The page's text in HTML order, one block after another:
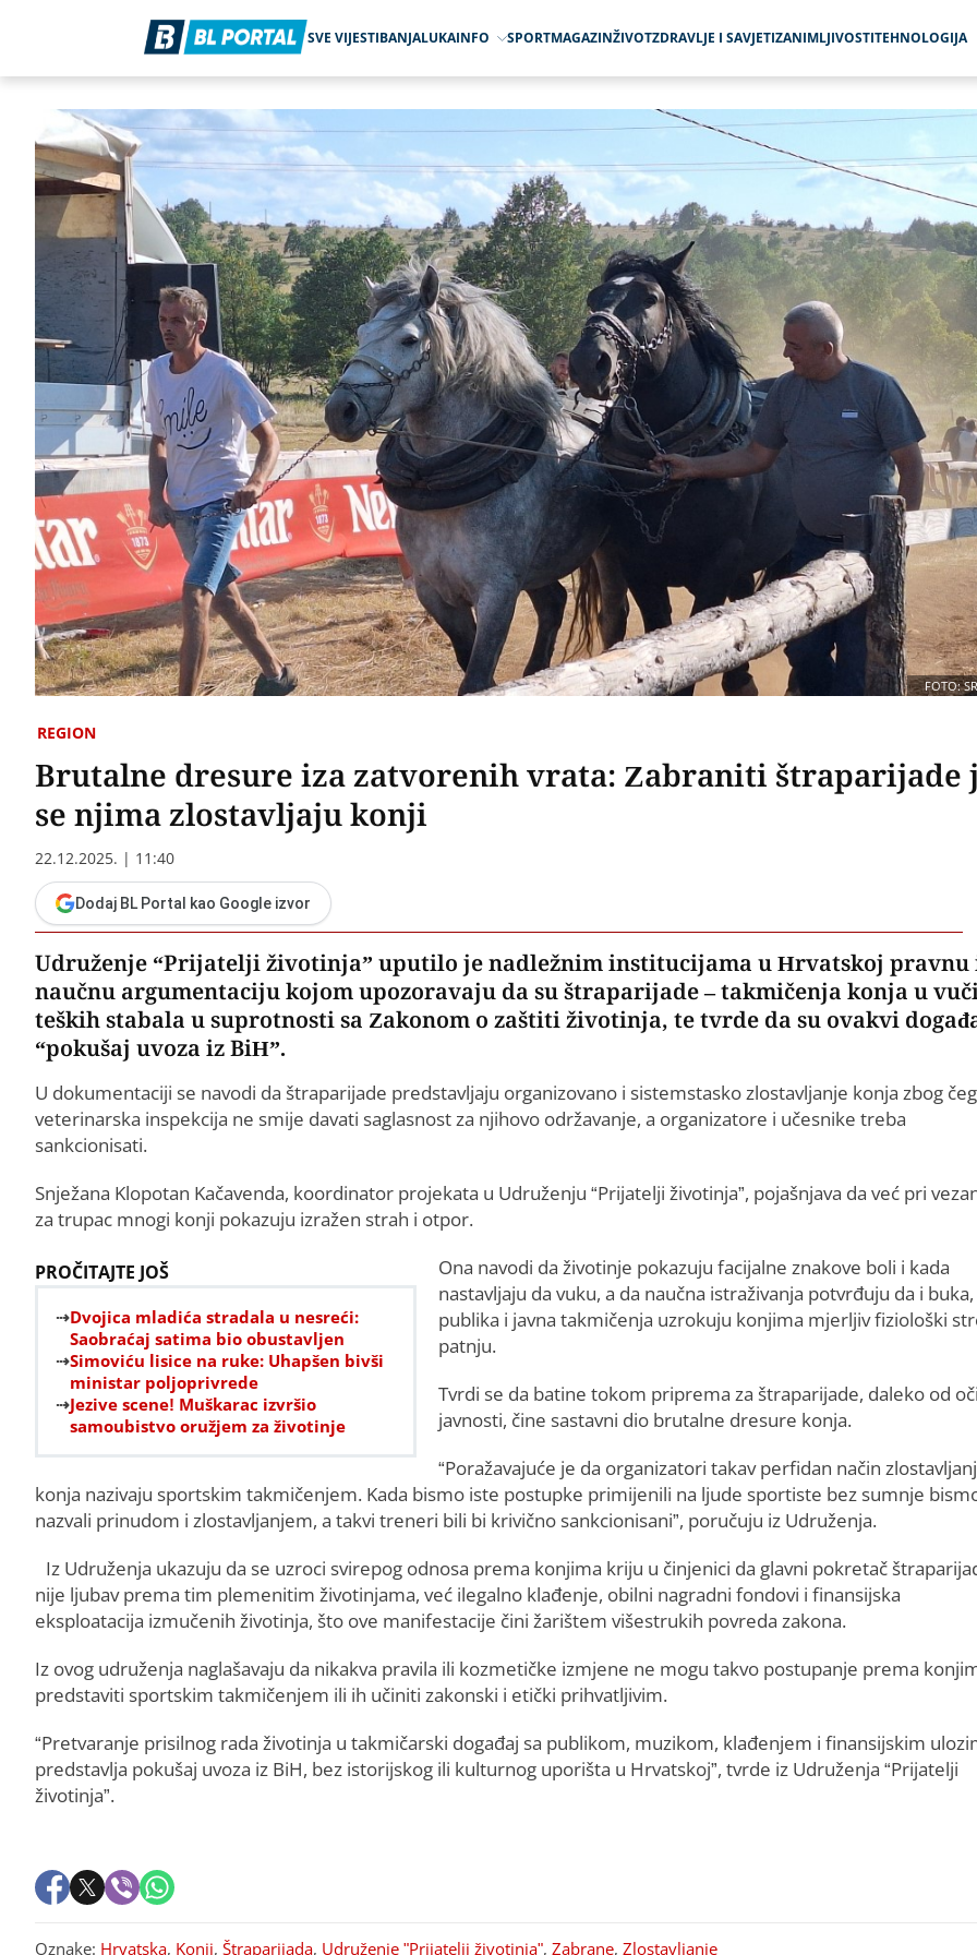
SVE VIJESTIBANJALUKAINFO SPORTMAGAZINŽIVOTZDRAVLJE I SAVJETIZANIMLJIVOSTITEHNOLOGIJA
FOTO:
REGION
Brutalne dresure iza zatvorenih vrata: Zabraniti štraparijade
se njima zlostavljaju konji
22.12.2025. | 11:40
Dodaj BL Portal kao Google izvor
Udruženje “Prijatelji životinja” uputilo je nadležnim institucijama u Hrvatskoj pravnu
naučnu argumentaciju kojom upozoravaju da su štraparijade – takmičenja konja u
teških stabala u suprotnosti sa Zakonom o zaštiti životinja, te tvrde da su ovakvi
“pokušaj uvoza iz BiH”.
U dokumentaciji se navodi da štraparijade predstavljaju organizovano i sistemstasko zlostavljanje konja zbog
veterinarska inspekcija ne smije davati saglasnost za njihovo održavanje, a organizatore i učesnike treba
sankcionisati.
Snježana Klopotan Kačavenda, koordinator projekata u Udruženju “Prijatelji životinja”, pojašnjava da već pri
za trupac mnogi konji pokazuju izražen strah i otpor.
PROČITAJTE JOŠ
Dvojica mladića stradala u nesreći:
Saobraćaj satima bio obustavljen
Simoviću lisice na ruke: Uhapšen bivši
ministar poljoprivrede
Jezive scene! Muškarac izvršio
samoubistvo oružjem za životinje
Ona navodi da životinje pokazuju facijalne znakove boli i kada
nastavljaju da vuku, a da naučna istraživanja potvrđuju da i buka,
publika i javna takmičenja uzrokuju konjima mjerljiv fiziološki
patnju.
Tvrdi se da batine tokom priprema za štraparijade, daleko od
javnosti, čine sastavni dio brutalne dresure konja.
“Poražavajuće je da organizatori takav perfidan način
konja nazivaju sportskim takmičenjem. Kada bismo iste postupke primijenili na ljude sportiste bez sumnje
nazvali prinudom i zlostavljanjem, a takvi treneri bili bi krivično sankcionisani”, poručuju iz Udruženja.
Iz Udruženja ukazuju da se uzroci svirepog odnosa prema konjima kriju u činjenici da glavni pokretač
nije ljubav prema tim plemenitim životinjama, već ilegalno klađenje, obilni nagradni fondovi i finansijska
eksploatacija izmučenih životinja, što ove manifestacije čini žarištem višestrukih povreda zakona.
Iz ovog udruženja naglašavaju da nikakva pravila ili kozmetičke izmjene ne mogu takvo postupanje prema
predstaviti sportskim takmičenjem ili ih učiniti zakonski i etički prihvatljivim.
“Pretvaranje prisilnog rada životinja u takmičarski događaj sa publikom, muzikom, klađenjem i finansijskim
predstavlja pokušaj uvoza iz BiH, bez istorijskog ili kulturnog uporišta u Hrvatskoj”, tvrde iz Udruženja “Prijatelji
životinja”.
Oznake: Hrvatska, Konji, Štraparijada, Udruženje "Prijatelji životinja", Zabrane, Zlostavljanje